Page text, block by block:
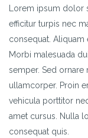
Lorem ipsum dolor
efficitur turpis nec
consequat. Aliquam
Morbi malesuada
semper. Sed ornare
ullamcorper. Proin
vehicula porttitor
amet cursus. Nulla
consequat quis.